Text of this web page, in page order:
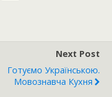
er
Next Post
Готуємо Українською.
Мовознавча Кухня